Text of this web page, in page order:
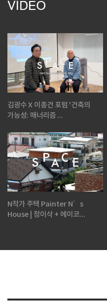
VIDEO
김광수 X 이종건 포럼 '건축의
가능성: 매너리즘 ...
N작가 주택 Painter N’s
House | 정이삭 + 에이코...